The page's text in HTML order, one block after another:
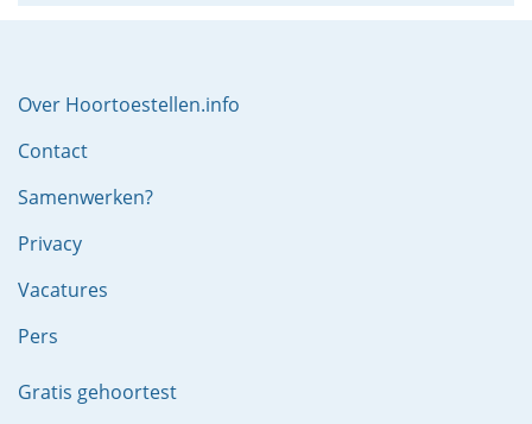
Over Hoortoestellen.info
Contact
Samenwerken?
Privacy
Vacatures
Pers
Gratis gehoortest